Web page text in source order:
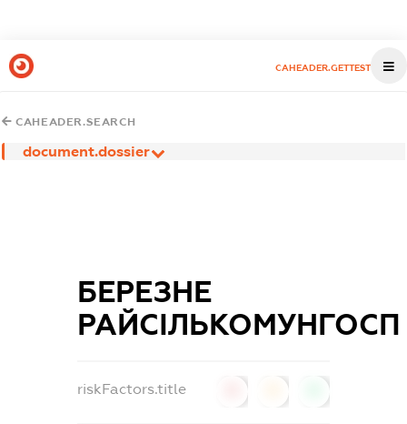
CAHEADER.GETTEST
CAHEADER.SEARCH
document.dossier
БЕРЕЗНЕ
РАЙСІЛЬКОМУНГОСП
riskFactors.title